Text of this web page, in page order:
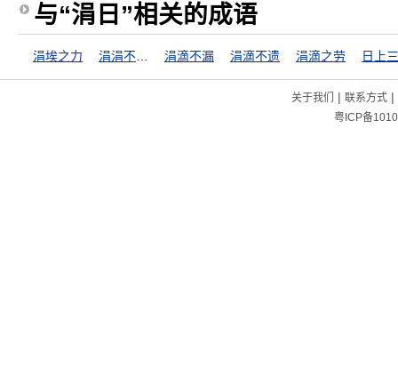
与“涓日”相关的成语
涓埃之力 涓滴不漏 涓滴不遗 涓滴之劳 日上
关于我们 | 联系方式|
粤ICP备